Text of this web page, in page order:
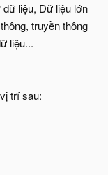
liệu, Dữ liệu lớn
truyền thông
liệu...
trí sau: